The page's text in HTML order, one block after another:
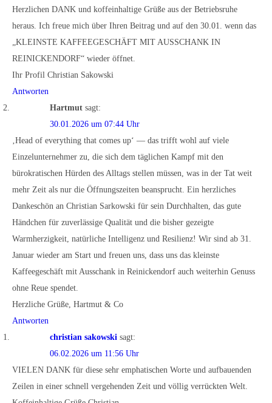
Herzlichen DANK und koffeinhaltige Grüße aus der Betriebsruhe
heraus. Ich freue mich über Ihren Beitrag und auf den 30.01. wenn das
„KLEINSTE KAFFEEGESCHÄFT MIT AUSSCHANK IN
REINICKENDORF“ wieder öffnet.
Ihr Profil Christian Sakowski
Antworten
Hartmut sagt:
30.01.2026 um 07:44 Uhr
‚Head of everything that comes up‘ — das trifft wohl auf viele
Einzelunternehmer zu, die sich dem täglichen Kampf mit den
bürokratischen Hürden des Alltags stellen müssen, was in der Tat weit
mehr Zeit als nur die Öffnungszeiten beansprucht. Ein herzliches
Dankeschön an Christian Sarkowski für sein Durchhalten, das gute
Händchen für zuverlässige Qualität und die bisher gezeigte
Warmherzigkeit, natürliche Intelligenz und Resilienz! Wir sind ab 31.
Januar wieder am Start und freuen uns, dass uns das kleinste
Kaffeegeschäft mit Ausschank in Reinickendorf auch weiterhin Genuss
ohne Reue spendet.
Herzliche Grüße, Hartmut & Co
Antworten
christian sakowski sagt:
06.02.2026 um 11:56 Uhr
VIELEN DANK für diese sehr emphatischen Worte und aufbauenden
Zeilen in einer schnell vergehenden Zeit und völlig verrückten Welt.